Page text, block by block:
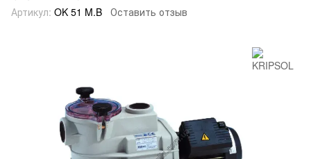
Артикул: OK 51 M.B Оставить отзыв